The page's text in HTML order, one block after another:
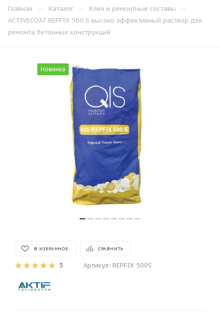
Главная — Каталог — Клея и ремонтные составы —
ACTIVECOAT REPFIX 500 S высоко эффективный раствор для
ремонта бетонных конструкций
Новинка
В ИЗБРАННОЕ СРАВНИТЬ
3 Артикул: REPFIX 500S